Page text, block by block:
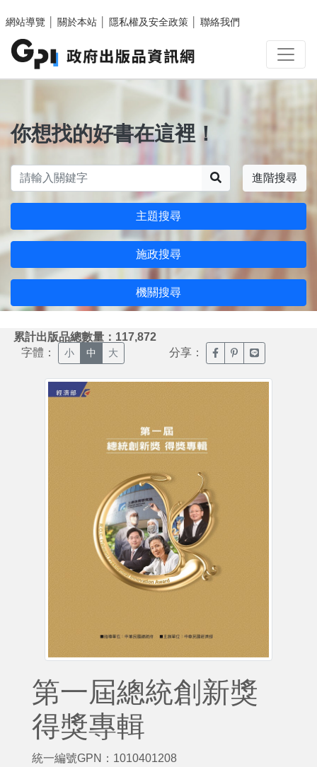
網站導覽
關於本站 隱私權及安全政策 聯絡我們
你想找的好書在這裡！
進階搜尋
主題搜尋
施政搜尋
機關搜尋
累計出版品總數量：117,872
字體： 小 中 大 分享： 臉書分享(另開新視窗)
噗浪分享(另開新
Line分享(另
第一屆總統創新獎
得獎專輯
統一編號GPN：1010401208